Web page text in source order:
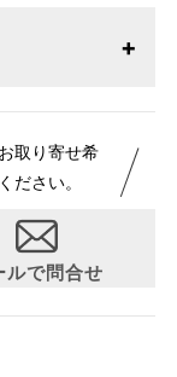
取り寄せ希
ださい。
ルで問合せ